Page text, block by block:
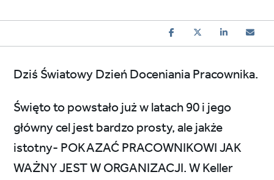
Dziś Światowy Dzień Doceniania Pracownika.
Święto to powstało już w latach 90 i jego
główny cel jest bardzo prosty, ale jakże
istotny- POKAZAĆ PRACOWNIKOWI JAK
WAŻNY JEST W ORGANIZACJI. W Keller